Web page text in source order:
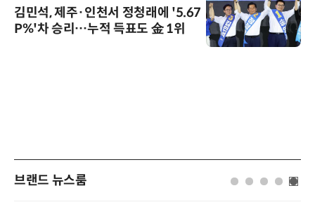
김민석, 제주·인천서 정청래에 '5.67
P%'차 승리…누적 득표도 金 1위
브랜드 뉴스룸